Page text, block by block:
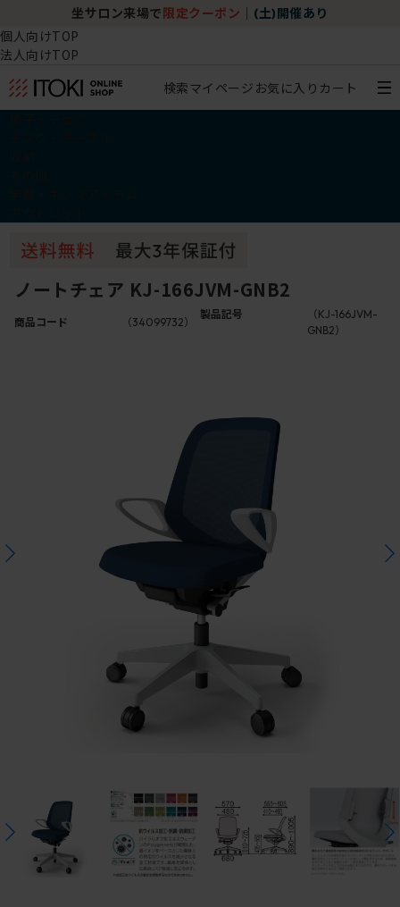
坐サロン来場で 限定クーポン (土)開催あり
個人向けTOP
法人向けTOP
検索マイページ お気に入り カート
ノートチェア KJ-166JVM-GNB2
商品コード （34099732）
製品記号
（KJ-166JVM-
GNB2）